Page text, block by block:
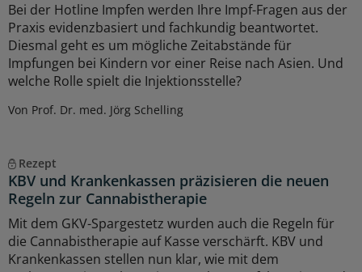
Bei der Hotline Impfen werden Ihre Impf-Fragen aus der
Praxis evidenzbasiert und fachkundig beantwortet.
Diesmal geht es um mögliche Zeitabstände für
Impfungen bei Kindern vor einer Reise nach Asien. Und
welche Rolle spielt die Injektionsstelle?
Von Prof. Dr. med. Jörg Schelling
Rezept
KBV und Krankenkassen präzisieren die neuen
Regeln zur Cannabistherapie
Mit dem GKV-Spargestetz wurden auch die Regeln für
die Cannabistherapie auf Kasse verschärft. KBV und
Krankenkassen stellen nun klar, wie mit dem